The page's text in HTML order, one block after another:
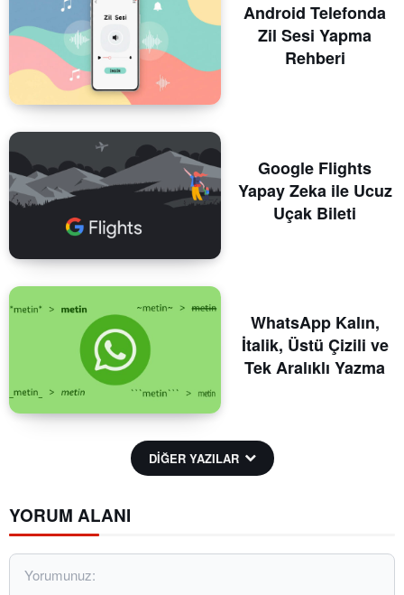
Android Telefonda
Zil Sesi Yapma
Rehberi
Google Flights
Yapay Zeka ile Ucuz
Uçak Bileti
WhatsApp Kalın,
İtalik, Üstü Çizili ve
Tek Aralıklı Yazma
DİĞER YAZILAR
YORUM ALANI